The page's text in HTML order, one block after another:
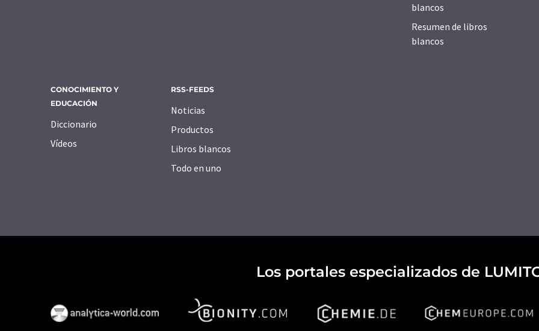
blancos
Resumen de libros
blancos
CONOCIMIENTO Y
EDUCACIÓN
Diccionario
Vídeos
RSS-FEEDS
Noticias
Productos
Libros blancos
Todo en uno
Los portales especializados de